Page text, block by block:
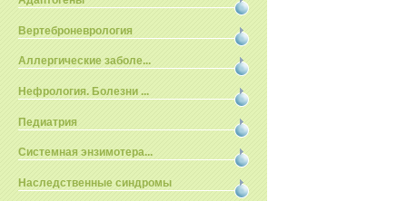
Вертеброневрология
Аллергические заболе...
Нефрология. Болезни ...
Педиатрия
Системная энзимотера...
Наследственные синдромы